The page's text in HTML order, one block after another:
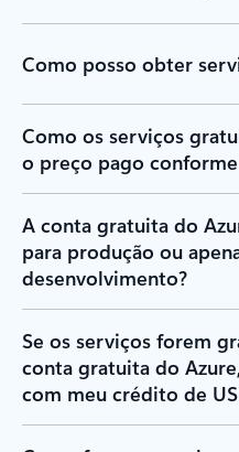
Como posso obter
Como os serviços
o preço pago
A conta gratuita do
para produção ou
desenvolvimento?
Se os serviços forem
conta gratuita do
com meu crédito de